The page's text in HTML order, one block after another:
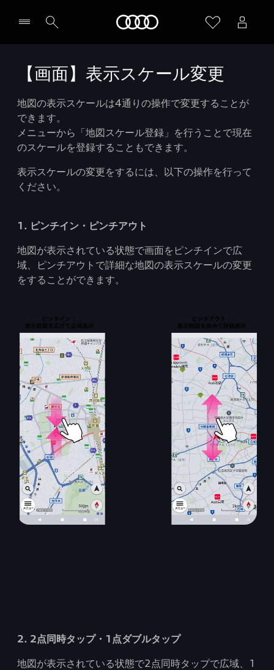
【画面】表示スケール変更
地図の表示スケールは4通りの操作で変更することが
できます。
メニューから「地図スケール登録」を行うことで現在
のスケールを登録することもできます。
表示スケールの変更をするには、以下の操作を行って
ください。
1. ピンチイン・ピンチアウト
地図が表示されている状態で画面をピンチインで広
域、ピンチアウトで詳細な地図の表示スケールの変更
をすることができます。
2. 2点同時タップ・1点ダブルタップ
地図が表示されている状態で2点同時タップで広域、1